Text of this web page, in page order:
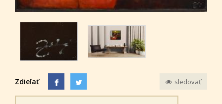
Zdieľať sledovať